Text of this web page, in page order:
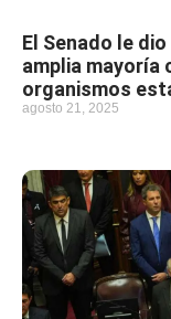
El Senado le
amplia mayoría
organismos
agosto 21, 2025